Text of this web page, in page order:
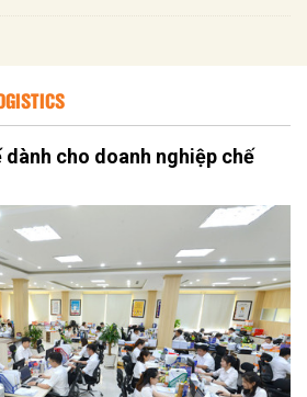
cho doanh nghiệp chế